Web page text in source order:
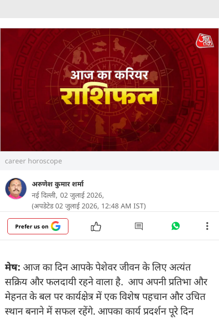
career horoscope
अरुणेश कुमार शर्मा
नई दिल्ली, 02 जुलाई 2026,
(अपडेटेड 02 जुलाई 2026, 12:48 AM IST)
Prefer us on
मेष: आज का दिन आपके पेशेवर जीवन के लिए अत्यंत
सक्रिय और फलदायी रहने वाला है. आप अपनी प्रतिभा और
मेहनत के बल पर कार्यक्षेत्र में एक विशेष पहचान और उचित
स्थान बनाने में सफल रहेंगे. आपका कार्य प्रदर्शन पूरे दिन